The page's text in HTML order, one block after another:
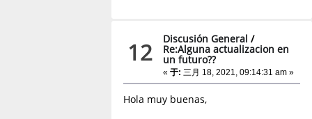
12 Discusión General /
Re:Alguna actualizacion en
un futuro??
«于: 三月 18, 2021, 09:14:31 am »
Hola muy buenas,